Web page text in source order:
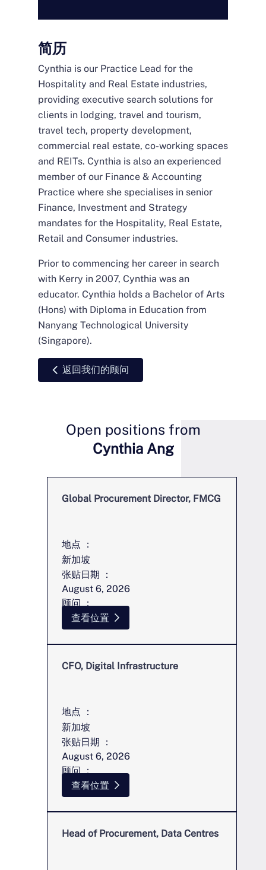
简历
Cynthia is our Practice Lead for the
Hospitality and Real Estate industries,
providing executive search solutions for
clients in lodging, travel and tourism,
travel tech, property development,
commercial real estate, co-working spaces
and REITs. Cynthia is also an experienced
member of our Finance & Accounting
Practice where she specialises in senior
Finance, Investment and Strategy
mandates for the Hospitality, Real Estate,
Retail and Consumer industries.
Prior to commencing her career in search
with Kerry in 2007, Cynthia was an
educator. Cynthia holds a Bachelor of Arts
(Hons) with Diploma in Education from
Nanyang Technological University
(Singapore).
返回我们的顾问
Open positions from
Cynthia Ang
Global Procurement Director, FMCG
地点 ：
新加坡
张贴日期 ：
August 6, 2026
顾问 ：
辛西娅-昂
查看位置
CFO, Digital Infrastructure
地点 ：
新加坡
张贴日期 ：
August 6, 2026
顾问 ：
辛西娅-昂
查看位置
Head of Procurement, Data Centres